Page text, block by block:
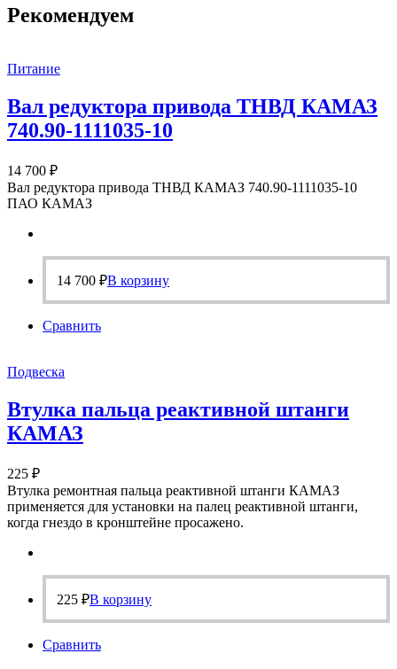
Рекомендуем
Питание
Вал редуктора привода ТНВД КАМАЗ
740.90-1111035-10
14 700 ₽
Вал редуктора привода ТНВД КАМАЗ 740.90-1111035-10
ПАО КАМАЗ
14 700 ₽В корзину
Сравнить
Подвеска
Втулка пальца реактивной штанги
КАМАЗ
225 ₽
Втулка ремонтная пальца реактивной штанги КАМАЗ
применяется для установки на палец реактивной штанги,
когда гнездо в кронштейне просажено.
225 ₽В корзину
Сравнить